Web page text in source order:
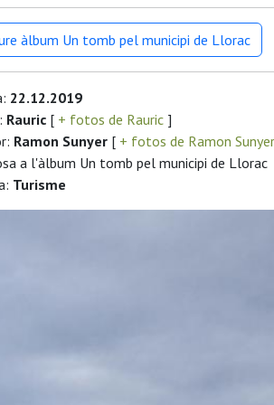
àlbum Un tomb pel municipi de Llorac
22.12.2019
Rauric [ + fotos de Rauric ]
Ramon Sunyer [ + fotos de Ramon
a l'àlbum Un tomb pel municipi de Llorac
Turisme